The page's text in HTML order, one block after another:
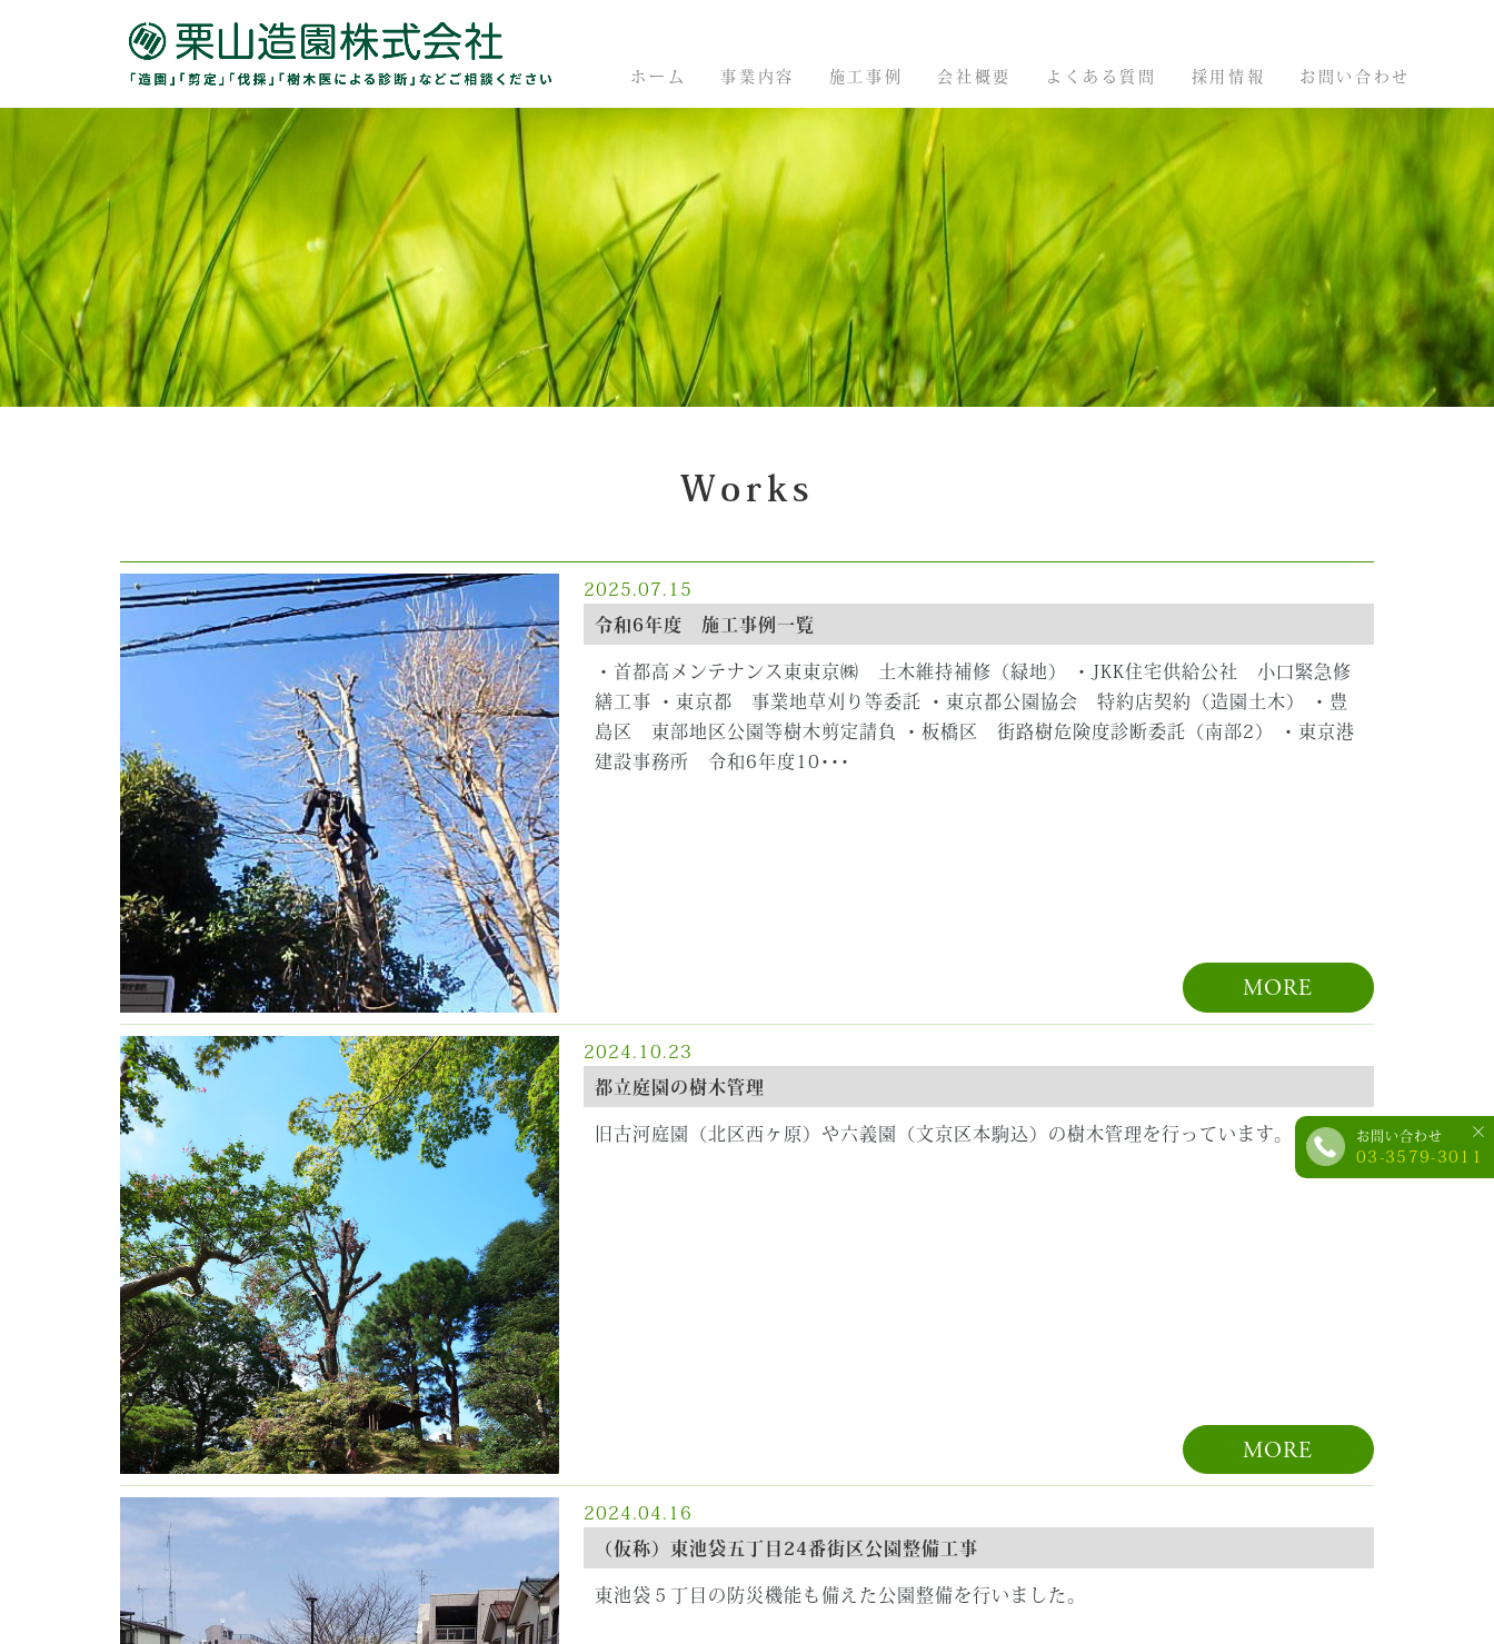
ホーム 事業内容 施工事例 会社概要 よくある質問 採用情報 お問い合わせ
×
お問い合わせ
03-3579-3011
Works
2025.07.15
令和6年度 施工事例一覧
・首都高メンテナンス東東京㈱ 土木維持補修（緑地） ・JKK住宅供給公社 小口緊急修
繕工事 ・東京都 事業地草刈り等委託 ・東京都公園協会 特約店契約（造園土木） ・豊
島区 東部地区公園等樹木剪定請負 ・板橋区 街路樹危険度診断委託（南部2） ・東京港
建設事務所 令和6年度10･･･
MORE
2024.10.23
都立庭園の樹木管理
旧古河庭園（北区西ヶ原）や六義園（文京区本駒込）の樹木管理を行っています。
MORE
2024.04.16
（仮称）東池袋五丁目24番街区公園整備工事
東池袋５丁目の防災機能も備えた公園整備を行いました。